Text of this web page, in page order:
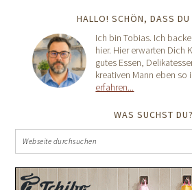
HALLO! SCHÖN, DASS DU
Ich bin Tobias. Ich
hier. Hier erwarten Dich
gutes Essen,
kreativen Mann eben so
erfahren...
WAS SUCHST DU?